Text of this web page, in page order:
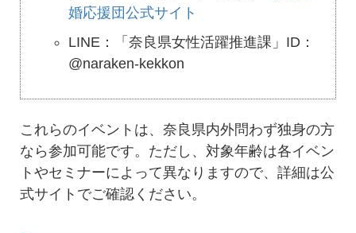
婚応援団公式サイト
LINE：「奈良県女性活躍推進課」ID：
@naraken-kekkon
これらのイベントは、奈良県内外問わず独身の方
なら参加可能です。ただし、対象年齢は各イベン
トやセミナーによって異なりますので、詳細は公
式サイトでご確認ください。